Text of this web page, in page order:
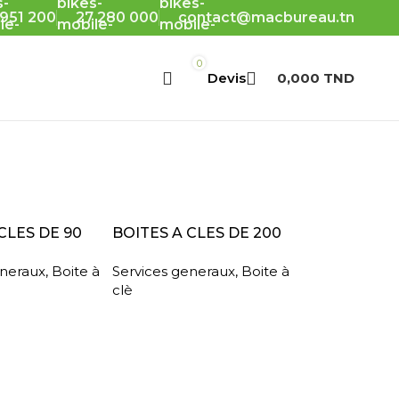
200 27 280 000 contact@macbureau.tn
0
0,000 TND
DE 90
, Boite à
LIRE LA SUITE
BOITES A CLES DE 200
Services generaux, Boite à
clè